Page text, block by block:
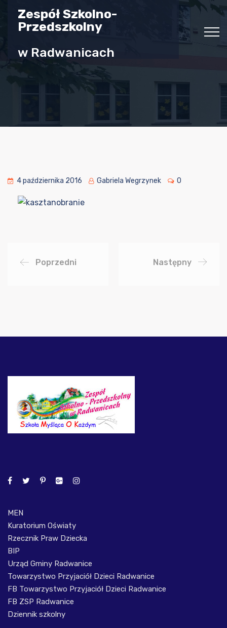
Zespół Szkolno-
Przedszkolny
w Radwanicach
4 października 2016 Gabriela Wegrzynek 0
Poprzedni Następny
MEN
Kuratorium Oświaty
Rzecznik Praw Dziecka
BIP
Urząd Gminy Radwanice
Towarzystwo Przyjaciół Dzieci Radwanice
FB Towarzystwo Przyjaciół Dzieci Radwanice
FB ZSP Radwanice
Dziennik szkolny